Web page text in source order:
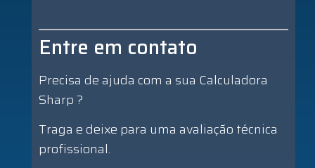
Entre em contato
Precisa de ajuda com a sua Calculadora
Sharp ?
Traga e deixe para uma avaliação técnica
profissional.